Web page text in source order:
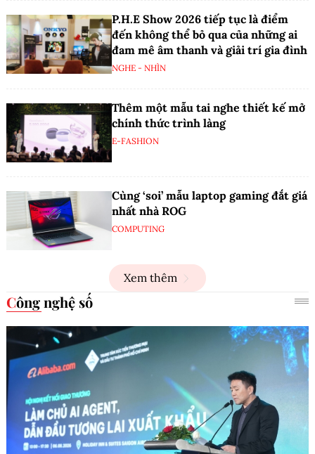
P.H.E Show 2026 tiếp tục là điểm
đến không thể bỏ qua của những ai
đam mê âm thanh và giải trí gia đình
NGHE - NHÌN
Thêm một mẫu tai nghe thiết kế mở
chính thức trình làng
E-FASHION
Cùng ‘soi’ mẫu laptop gaming đắt giá
nhất nhà ROG
COMPUTING
Xem thêm
Công nghệ số